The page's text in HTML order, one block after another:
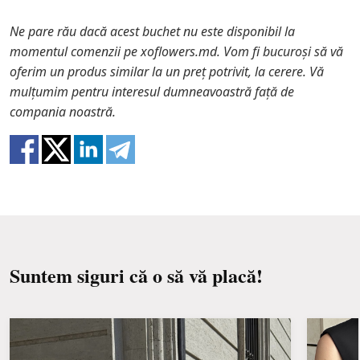
În cazul în care oricare dintre părțile componente
ale buchetului nu se mai află în stoc, vă vom oferi o
înlocuire cu un articol similar. De asemenea, trebuie
să știți că florile sunt materiale proaspete, astfel
directă a soarelui, curenți de aer, încălzitoare și
fructe.
Udați o dată la 2 zile cu ½ cană de apă.
Ne pare rău dacă acest buchet nu este disponibil la
momentul comenzii pe xoflowers.md. Vom fi bucuroși să vă
oferim un produs similar la un preț potrivit, la cerere. Vă
mulțumim pentru interesul dumneavoastră față de
compania noastră.
Suntem siguri că o să vă placă!